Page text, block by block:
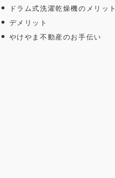
ドラム式洗濯乾燥機のメリット
デメリット
やけやま不動産のお手伝い